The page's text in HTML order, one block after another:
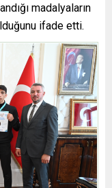
madalyaların
ifade etti.